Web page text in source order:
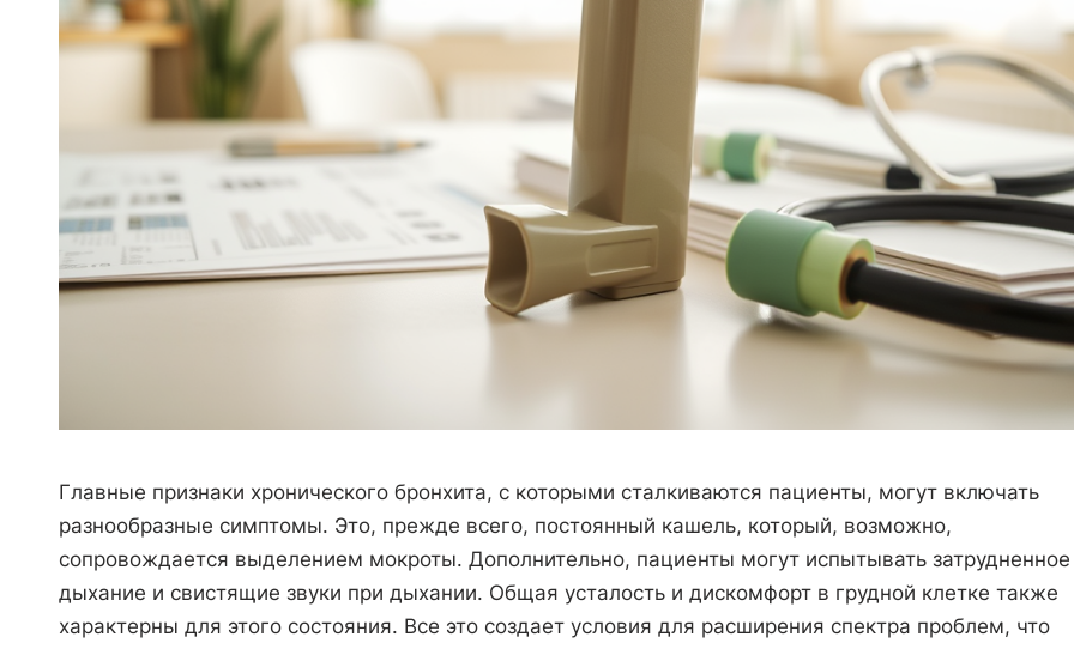
Главные признаки хронического бронхита, с которыми сталкиваются пациенты, могут включать
разнообразные симптомы. Это, прежде всего, постоянный кашель, который, возможно,
сопровождается выделением мокроты. Дополнительно, пациенты могут испытывать затрудненное
дыхание и свистящие звуки при дыхании. Общая усталость и дискомфорт в грудной клетке также
характерны для этого состояния. Все это создает условия для расширения спектра проблем, что